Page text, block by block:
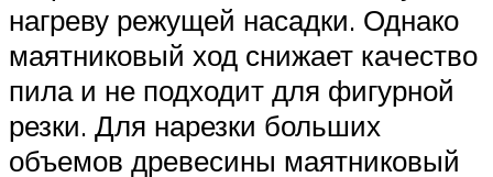
нагреву режущей насадки. Однако
маятниковый ход снижает качество
пила и не подходит для фигурной
резки. Для нарезки больших
объемов древесины маятниковый